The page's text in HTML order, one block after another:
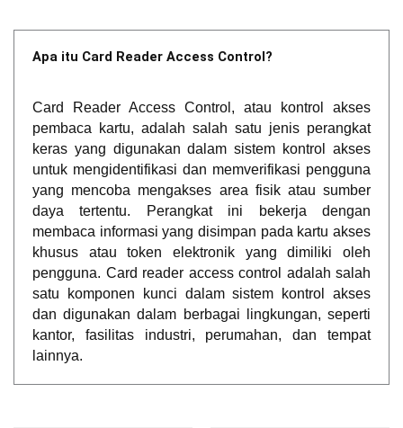
Apa itu Card Reader Access Control?
Card Reader Access Control, atau kontrol akses
pembaca kartu, adalah salah satu jenis perangkat
keras yang digunakan dalam sistem kontrol akses
untuk mengidentifikasi dan memverifikasi pengguna
yang mencoba mengakses area fisik atau sumber
daya tertentu. Perangkat ini bekerja dengan
membaca informasi yang disimpan pada kartu akses
khusus atau token elektronik yang dimiliki oleh
pengguna. Card reader access control adalah salah
satu komponen kunci dalam sistem kontrol akses
dan digunakan dalam berbagai lingkungan, seperti
kantor, fasilitas industri, perumahan, dan tempat
lainnya.